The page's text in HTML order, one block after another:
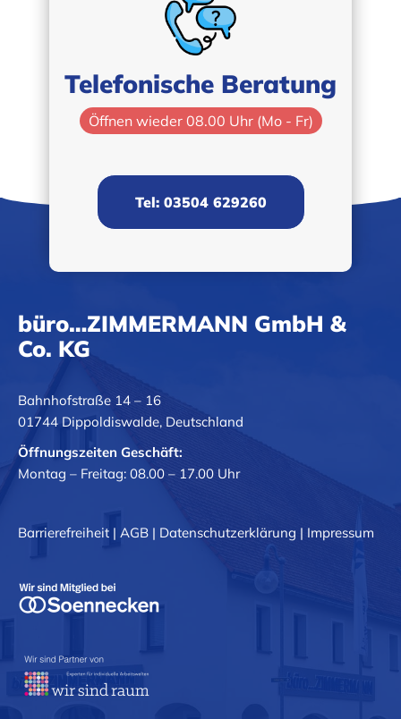
Telefonische Beratung
Öffnen wieder 08.00 Uhr (Mo - Fr)
Tel: 03504 629260
büro…ZIMMERMANN GmbH &
Co. KG
Bahnhofstraße 14 – 16
01744 Dippoldiswalde, Deutschland
Öffnungszeiten Geschäft:
Montag – Freitag: 08.00 – 17.00 Uhr
Barrierefreiheit | AGB | Datenschutzerklärung | Impressum